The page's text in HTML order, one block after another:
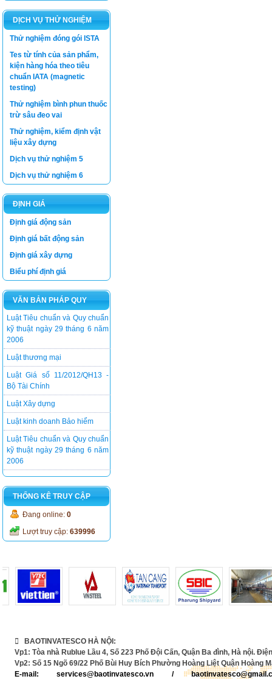
DỊCH VỤ THỬ NGHIỆM
Thử nghiệm đóng gói ISTA
Tes từ tính của sản phẩm,
kiện hàng hóa theo tiêu
chuẩn IATA (magnetic
testing)
Thử nghiệm bình phun thuốc
trừ sâu đeo vai
Thử nghiệm, kiểm định vật
liệu xây dựng
Dịch vụ thử nghiệm 5
Dịch vụ thử nghiệm 6
ĐỊNH GIÁ
Định giá động sản
Định giá bất động sản
Định giá xây dựng
Biểu phí định giá
VĂN BẢN PHÁP QUY
Luật thương mại
Luật Giá số 11/2012/QH13 -
Luật kinh doanh Bảo hiểm
Luật Tiêu chuẩn và Quy chuẩn
kỹ thuật ngày 29 tháng 6 năm
2006
Luật thương mại
Luật Giá số 11/2012/QH13 -
Bộ Tài Chính
Luật Xây dựng
Luật kinh doanh Bảo hiểm
Luật Tiêu chuẩn và Quy chuẩn
kỹ thuật ngày 29 tháng 6 năm
2006
THỐNG KÊ TRUY CẬP
Đang online: 0
Lượt truy cập: 639996
 BAOTINVATESCO HÀ NỘI:
Vp1: Tòa nhà Rublue Lầu 4, Số 223 Phố Đội Cấn, Quận Ba đình, Hà nội.
Vp2: Số 15 Ngõ 69/22 Phố Bùi Huy Bích Phường Hoàng Liệt Quận Hoàng
E-mail:services@baotinvatesco.vn /